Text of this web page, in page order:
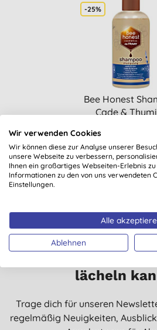
-25%
Bee Honest
Cade &
6,79 €
Suchst Du noch
lächeln
Trage dich für unseren
regelmäßig Neuigkeiten,
Wir verwenden Cookies
Wir können diese zur Analyse unserer
unsere Webseite zu verbessern,
Ihnen ein großartiges Webseiten-Erlebnis
Informationen zu den von uns verwendeten
Einstellungen.
Alle
Ablehnen